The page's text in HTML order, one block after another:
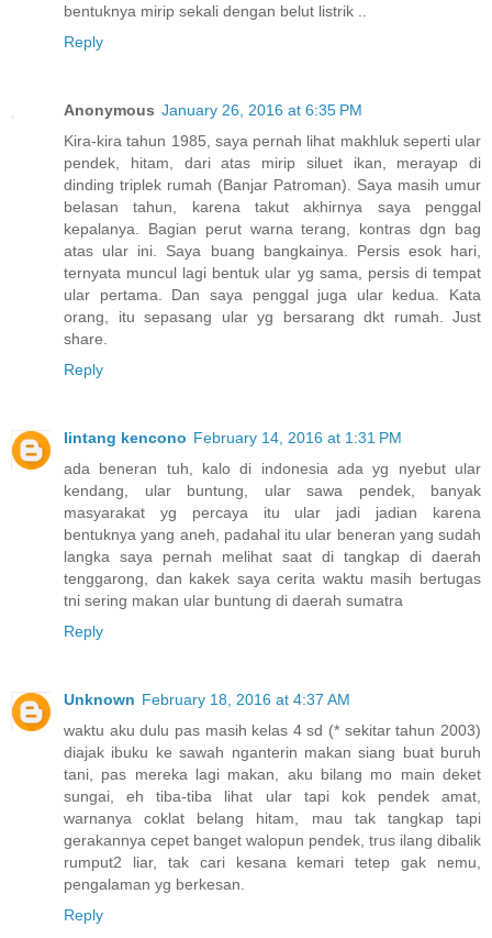
bentuknya mirip sekali dengan belut listrik ..
Reply
Anonymous January 26, 2016 at 6:35 PM
Kira-kira tahun 1985, saya pernah lihat makhluk seperti ular
pendek, hitam, dari atas mirip siluet ikan, merayap di
dinding triplek rumah (Banjar Patroman). Saya masih umur
belasan tahun, karena takut akhirnya saya penggal
kepalanya. Bagian perut warna terang, kontras dgn bag
atas ular ini. Saya buang bangkainya. Persis esok hari,
ternyata muncul lagi bentuk ular yg sama, persis di tempat
ular pertama. Dan saya penggal juga ular kedua. Kata
orang, itu sepasang ular yg bersarang dkt rumah. Just
share.
Reply
lintang kencono February 14, 2016 at 1:31 PM
ada beneran tuh, kalo di indonesia ada yg nyebut ular
kendang, ular buntung, ular sawa pendek, banyak
masyarakat yg percaya itu ular jadi jadian karena
bentuknya yang aneh, padahal itu ular beneran yang sudah
langka saya pernah melihat saat di tangkap di daerah
tenggarong, dan kakek saya cerita waktu masih bertugas
tni sering makan ular buntung di daerah sumatra
Reply
Unknown February 18, 2016 at 4:37 AM
waktu aku dulu pas masih kelas 4 sd (* sekitar tahun 2003)
diajak ibuku ke sawah nganterin makan siang buat buruh
tani, pas mereka lagi makan, aku bilang mo main deket
sungai, eh tiba-tiba lihat ular tapi kok pendek amat,
warnanya coklat belang hitam, mau tak tangkap tapi
gerakannya cepet banget walopun pendek, trus ilang dibalik
rumput2 liar, tak cari kesana kemari tetep gak nemu,
pengalaman yg berkesan.
Reply